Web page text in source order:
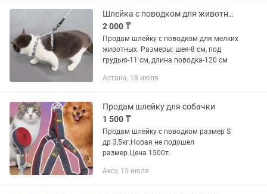
станет...
Шлейка с поводком для животных
2 000 ₸
Продам шлейку с поводком для мелких
животных. Размеры: шея-8 см, под
грудью-11 см, длина поводка-120 см
Астана, 18 июля
Продам шлейку для собачки
1 500 ₸
Продам шлейку с поводком размер S
др 3,5кг.Новая не подошел
размер.Цена 1500т.
Аксу, 15 июля